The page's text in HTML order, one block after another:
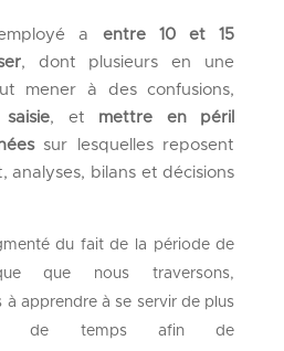
a entre 10 et 15
, dont plusieurs en une
mener à des confusions,
, et mettre en péril
sur lesquelles reposent
analyses, bilans et décisions
du fait de la période de
que nous traversons,
à apprendre à se servir de plus
de temps afin de